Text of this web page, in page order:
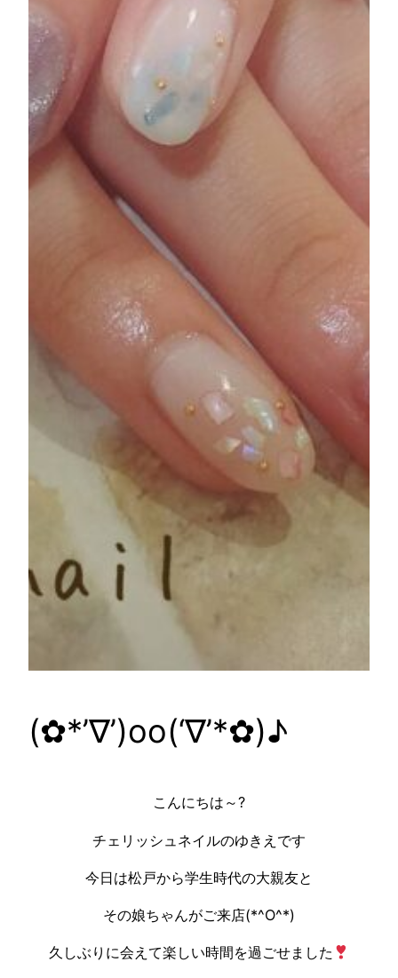
(✿*’∇’)oo(‘∇’*✿)♪
こんにちは～?
チェリッシュネイルのゆきえです
今日は松戸から学生時代の大親友と
その娘ちゃんがご来店(*^O^*)
久しぶりに会えて楽しい時間を過ごせました